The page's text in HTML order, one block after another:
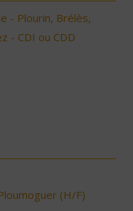
- Plourin, Brélès,
- CDI ou CDD
(H/F)